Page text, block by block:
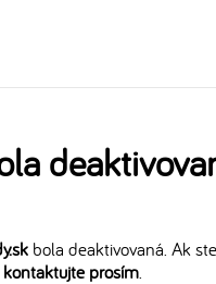
bola deaktivovaná. Ak
kontaktujte prosím